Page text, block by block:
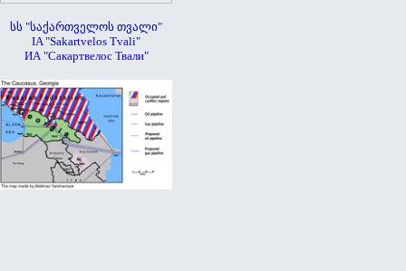
სს "საქართველოს თვალი"
IA "Sakartvelos Tvali"
ИА "Сакартвелос Твали"